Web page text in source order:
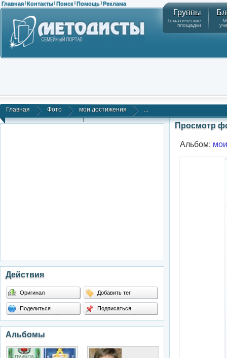
Главная | Контакты | Поиск | Помощь | Реклама
Группы
Тематические
площадки
Главная Фото мои достижения ...
1
Действия
Оригинал Добавить тег
Поделиться Подписаться
Альбомы
Просмотр
Альбом: